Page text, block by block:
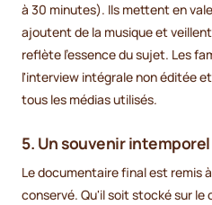
à 30 minutes). Ils mettent en
ajoutent de la musique et
reflète l'essence du sujet. Les
l'interview intégrale non éditée
tous les médias utilisés.
5. Un souvenir intemporel
Le documentaire final est remis
conservé. Qu'il soit stocké sur le